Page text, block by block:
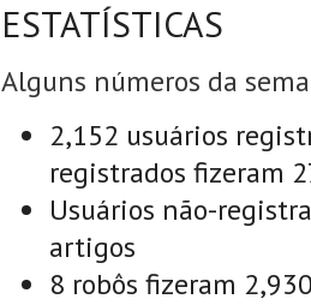
ESTATÍSTICAS
Alguns números da
2,152 usuários
registrados fizeram
Usuários não-
artigos
8 robôs fizeram